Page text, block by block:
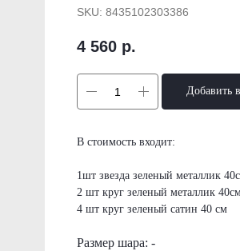
SKU: 8435102303386
4 560 р.
Добавить
В стоимость входит:
1шт звезда зеленый металлик
2 шт круг зеленый металлик
4 шт круг зеленый сатин 40 см
Размер шара: -